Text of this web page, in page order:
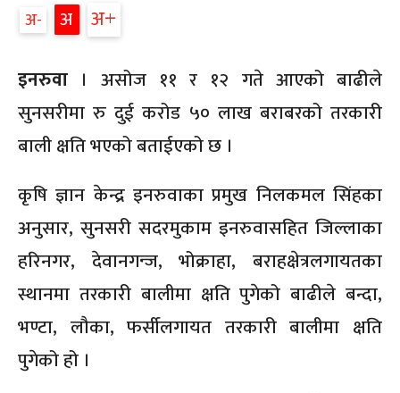
अ अ अ
इनरुवा । असोज ११ र १२ गते आएको बाढीले
सुनसरीमा रु दुई करोड ५० लाख बराबरको तरकारी
बाली क्षति भएको बताईएको छ ।
कृषि ज्ञान केन्द्र इनरुवाका प्रमुख निलकमल सिंहका
अनुसार, सुनसरी सदरमुकाम इनरुवासहित जिल्लाका
हरिनगर, देवानगन्ज, भोक्राहा, बराहक्षेत्रलगायतका
स्थानमा तरकारी बालीमा क्षति पुगेको बाढीले बन्दा,
भण्टा, लौका, फर्सीलगायत तरकारी बालीमा क्षति
पुगेको हो ।